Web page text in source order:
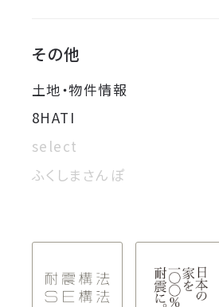
その他
土地・物件情報
8HATI
select
ふくしまさんぽ